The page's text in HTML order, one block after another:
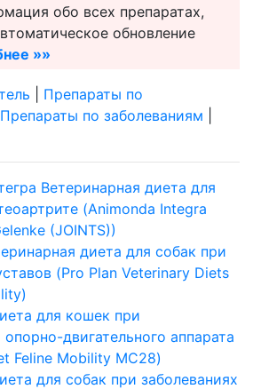
обо всех препаратах,
обновление
»»
Препараты по
Препараты по заболеваниям
Ветеринарная диета для
(Animonda Integra
(JOINTS))
диета для собак при
(Pro Plan Veterinary Diets
для кошек при
опорно-двигательного аппарата
Feline Mobility MC28)
для собак при заболеваниях